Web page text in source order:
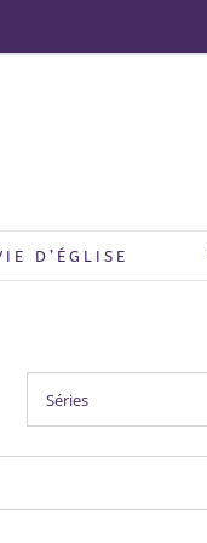
D’ÉGLISE